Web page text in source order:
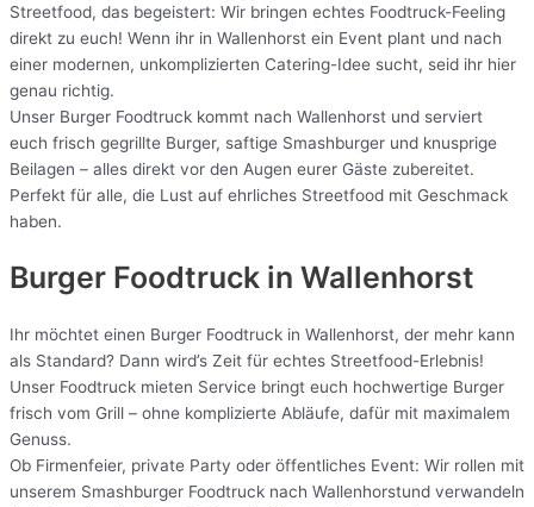
Streetfood, das begeistert: Wir bringen echtes Foodtruck-Feeling
direkt zu euch! Wenn ihr in Wallenhorst ein Event plant und nach
einer modernen, unkomplizierten Catering-Idee sucht, seid ihr hier
genau richtig.
Unser Burger Foodtruck kommt nach Wallenhorst und serviert
euch frisch gegrillte Burger, saftige Smashburger und knusprige
Beilagen – alles direkt vor den Augen eurer Gäste zubereitet.
Perfekt für alle, die Lust auf ehrliches Streetfood mit Geschmack
haben.
Burger Foodtruck in Wallenhorst
Ihr möchtet einen Burger Foodtruck in Wallenhorst, der mehr kann
als Standard? Dann wird’s Zeit für echtes Streetfood-Erlebnis!
Unser Foodtruck mieten Service bringt euch hochwertige Burger
frisch vom Grill – ohne komplizierte Abläufe, dafür mit maximalem
Genuss.
Ob Firmenfeier, private Party oder öffentliches Event: Wir rollen mit
unserem Smashburger Foodtruck nach Wallenhorstund verwandeln